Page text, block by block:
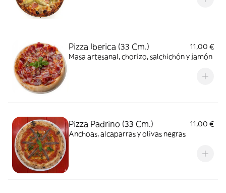
Pizza Iberica (33 Cm.)
11,00 €
Masa artesanal, chorizo, salchichón y jamón
Pizza Padrino (33 Cm.)
11,00 €
Anchoas, alcaparras y olivas negras